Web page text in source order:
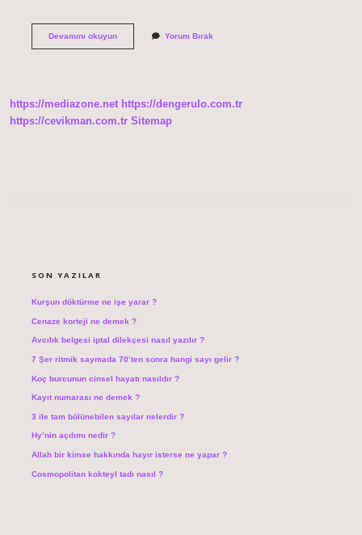
Devamını okuyunKemerde
Yorum Bırak
https://mediazone.net https://dengerulo.com.tr
https://cevikman.com.tr Sitemap
SON YAZILAR
Kurşun döktürme ne işe yarar ?
Cenaze korteji ne demek ?
Avcılık belgesi iptal dilekçesi nasıl yazılır ?
7 Şer ritmik saymada 70’ten sonra hangi sayı gelir ?
Koç burcunun cinsel hayatı nasıldır ?
Kayıt numarası ne demek ?
3 ile tam bölünebilen sayılar nelerdir ?
Hy’nin açılımı nedir ?
Allah bir kimse hakkında hayır isterse ne yapar ?
Cosmopolitan kokteyl tadı nasıl ?